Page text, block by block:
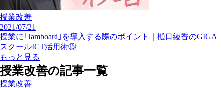
授業改善
2021/07/21
授業に｢Jamboard｣を導入する際のポイント｜樋口綾香のGIGA
スクールICT活用術⑮
もっと見る
授業改善の記事一覧
授業改善